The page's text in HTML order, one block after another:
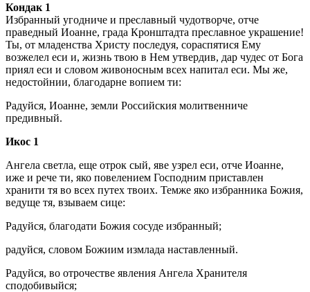
Кондак 1
Избранный угодниче и преславный чудотворче, отче
праведный Иоанне, града Кронштадта преславное украшение!
Ты, от младенства Христу последуя, сораспятися Ему
возжелел еси и, жизнь твою в Нем утвердив, дар чудес от Бога
приял еси и словом живоносным всех напитал еси. Мы же,
недостойнии, благодарне вопием ти:
Радуйся, Иоанне, земли Российския молитвенниче
предивный.
Икос 1
Ангела светла, еще отрок сый, яве узрел еси, отче Иоанне,
иже и рече ти, яко повелением Господним приставлен
хранити тя во всех путех твоих. Темже яко избранника Божия,
ведуще тя, взываем сице:
Радуйся, благодати Божия сосуде избранный;
радуйся, словом Божиим измлада наставленный.
Радуйся, во отрочестве явления Ангела Хранителя
сподобивыйся;